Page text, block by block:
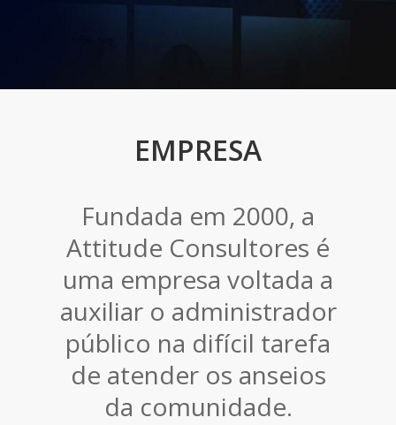
EMPRESA
Fundada em 2000, a
Attitude Consultores é
uma empresa voltada a
auxiliar o administrador
público na difícil tarefa
de atender os anseios
da comunidade.